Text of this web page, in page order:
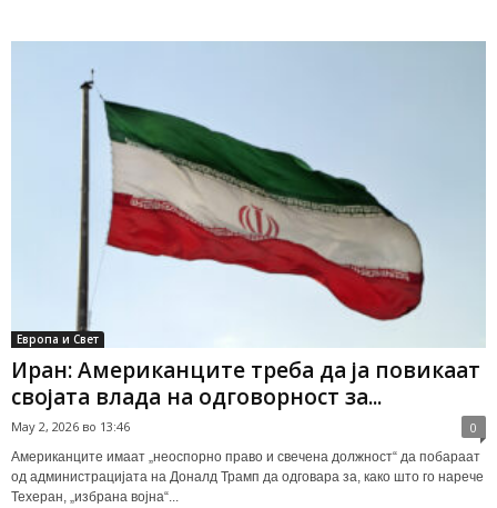
Европа и Свет
Иран: Американците треба да ја повикаат
својата влада на одговорност за...
May 2, 2026 во 13:46 0
Американците имаат „неоспорно право и свечена должност“ да побараат
од администрацијата на Доналд Трамп да одговара за, како што го нарече
Техеран, „избрана војна“...